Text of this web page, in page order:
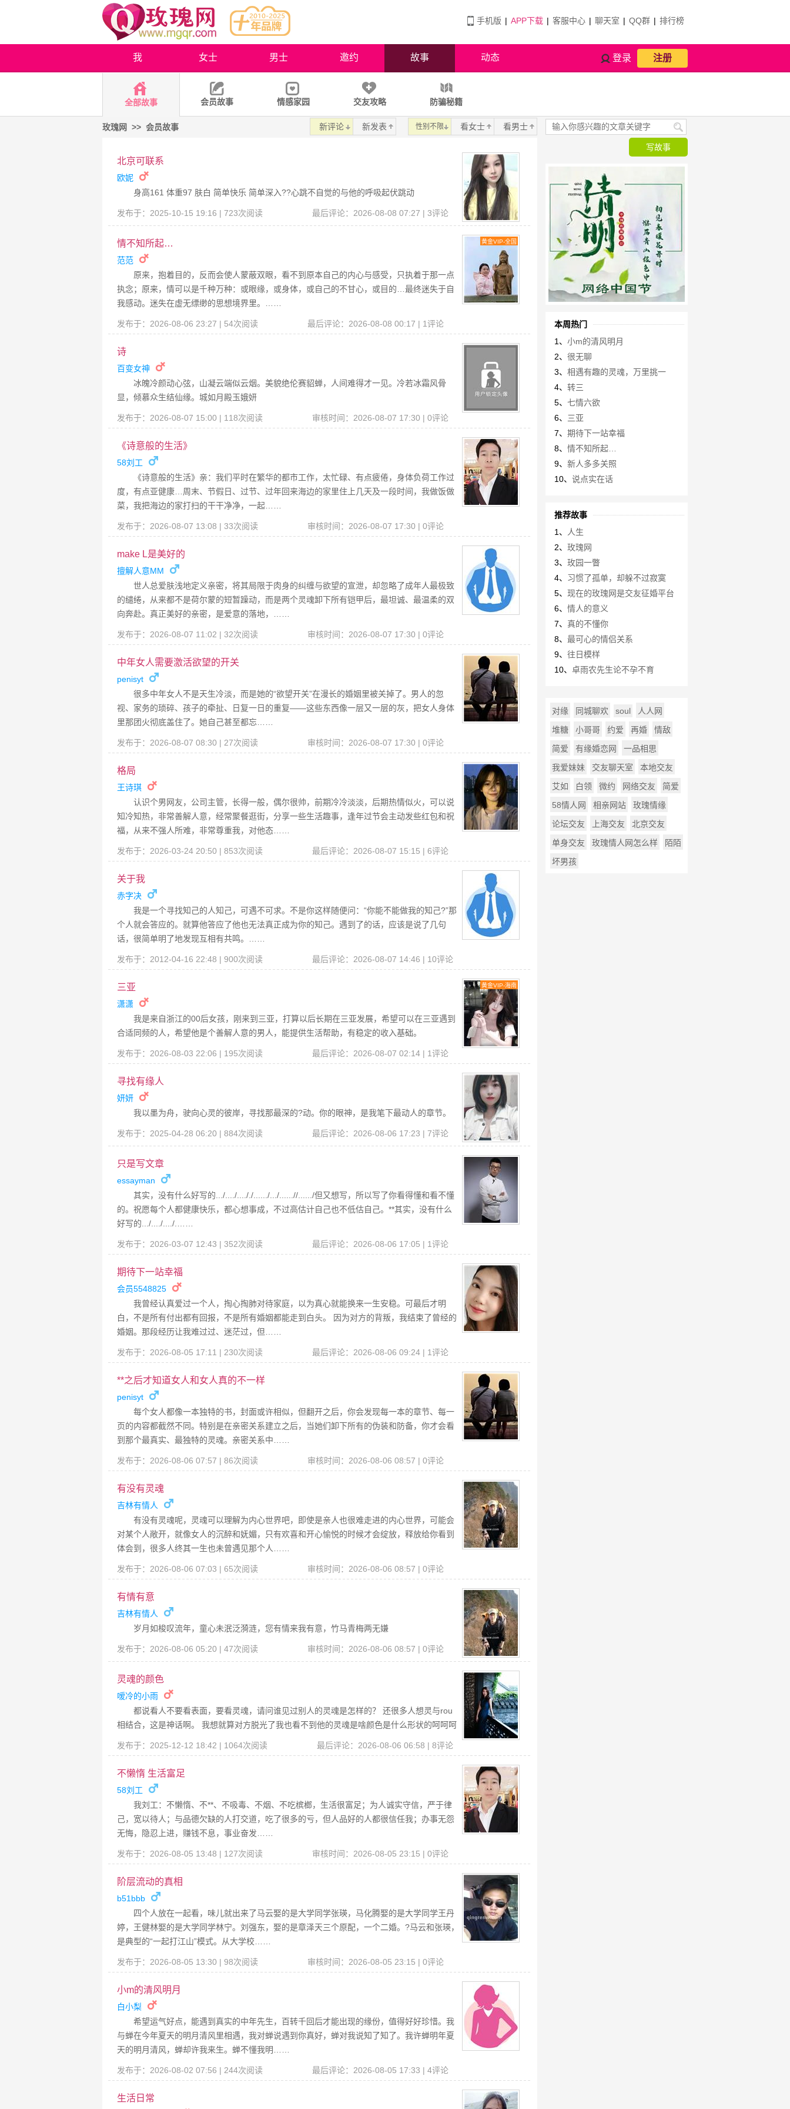
手机版 | APP下载 | 客服中心 | 聊天室 | QQ群 | 排行榜
登录 注册
我 女士 男士 邀约 故事 动态
全部故事 会员故事 情感家园 交友攻略 防骗秘籍
性别不限 看女士 看男士
新评论 新发表
玫瑰网 >> 会员故事
北京可联系
欧妮
身高161 体重97 肤白 简单快乐 简单深入??心跳不自觉的与他的呼吸起伏跳动
发布于：2025-10-15 19:16 | 723次阅读 最后评论：2026-08-08 07:27 | 3评论
黄金VIP-全国
情不知所起…
范范
原来，抱着目的，反而会使人蒙蔽双眼，看不到原本自己的内心与感受，只执着于那一点
执念；原来，情可以是千种万种：或眼缘，或身体，或自己的不甘心，或目的…最终迷失于自
我感动。迷失在虚无缥缈的思想境界里。……
发布于：2026-08-06 23:27 | 54次阅读 最后评论：2026-08-08 00:17 | 1评论
诗
百变女神
冰魄冷颜动心弦，山凝云端似云烟。美貌绝伦赛貂蝉，人间难得才一见。冷若冰霜风骨
显，倾慕众生结仙缘。城如月殿玉娥妍
发布于：2026-08-07 15:00 | 118次阅读 审核时间：2026-08-07 17:30 | 0评论
《诗意般的生活》
58刘工
《诗意般的生活》亲：我们平时在繁华的都市工作，太忙碌、有点疲倦，身体负荷工作过
度，有点亚健康…周末、节假日、过节、过年回来海边的家里住上几天及一段时间，我做饭做
菜，我把海边的家打扫的干干净净，一起……
发布于：2026-08-07 13:08 | 33次阅读 审核时间：2026-08-07 17:30 | 0评论
make L是美好的
擅解人意MM
世人总爱肤浅地定义亲密，将其局限于肉身的纠缠与欲望的宣泄，却忽略了成年人最极致
的缱绻，从来都不是荷尔蒙的短暂躁动，而是两个灵魂卸下所有铠甲后，最坦诚、最温柔的双
向奔赴。真正美好的亲密，是爱意的落地，……
发布于：2026-08-07 11:02 | 32次阅读 审核时间：2026-08-07 17:30 | 0评论
中年女人需要激活欲望的开关
penisyt
很多中年女人不是天生冷淡，而是她的“欲望开关”在漫长的婚姻里被关掉了。男人的忽
视、家务的琐碎、孩子的牵扯、日复一日的重复——这些东西像一层又一层的灰，把女人身体
里那团火彻底盖住了。她自己甚至都忘……
发布于：2026-08-07 08:30 | 27次阅读 审核时间：2026-08-07 17:30 | 0评论
格局
王诗琪
认识个男网友，公司主管，长得一般，偶尔很帅，前期冷冷淡淡，后期热情似火，可以说
知冷知热，非常善解人意，经常聚餐逛街，分享一些生活趣事，逢年过节会主动发些红包和祝
福，从来不强人所难，非常尊重我，对他态……
发布于：2026-03-24 20:50 | 853次阅读 最后评论：2026-08-07 15:15 | 6评论
关于我
赤字决
我是一个寻找知己的人知己，可遇不可求。不是你这样随便问：“你能不能做我的知己?”那
个人就会答应的。就算他答应了他也无法真正成为你的知己。遇到了的话，应该是说了几句
话，很简单明了地发现互相有共鸣。……
发布于：2012-04-16 22:48 | 900次阅读 最后评论：2026-08-07 14:46 | 10评论
黄金VIP-海南
三亚
潇潇
我是来自浙江的00后女孩，刚来到三亚，打算以后长期在三亚发展，希望可以在三亚遇到
合适同频的人，希望他是个善解人意的男人，能提供生活帮助，有稳定的收入基础。
发布于：2026-08-03 22:06 | 195次阅读 最后评论：2026-08-07 02:14 | 1评论
寻找有缘人
妍妍
我以墨为舟，驶向心灵的彼岸，寻找那最深的?动。你的眼神，是我笔下最动人的章节。
发布于：2025-04-28 06:20 | 884次阅读 最后评论：2026-08-06 17:23 | 7评论
只是写文章
essayman
其实，没有什么好写的.../..../...././....../.../......//....../但又想写，所以写了你看得懂和看不懂
的。祝愿每个人都健康快乐，都心想事成，不过高估计自己也不低估自己。**其实，没有什么
好写的.../..../..../.……
发布于：2026-03-07 12:43 | 352次阅读 最后评论：2026-08-06 17:05 | 1评论
期待下一站幸福
会员5548825
我曾经认真爱过一个人，掏心掏肺对待家庭，以为真心就能换来一生安稳。可最后才明
白，不是所有付出都有回报，不是所有婚姻都能走到白头。 因为对方的背叛，我结束了曾经的
婚姻。那段经历让我难过过、迷茫过，但……
发布于：2026-08-05 17:11 | 230次阅读 最后评论：2026-08-06 09:24 | 1评论
**之后才知道女人和女人真的不一样
penisyt
每个女人都像一本独特的书，封面或许相似，但翻开之后，你会发现每一本的章节、每一
页的内容都截然不同。特别是在亲密关系建立之后，当她们卸下所有的伪装和防备，你才会看
到那个最真实、最独特的灵魂。亲密关系中……
发布于：2026-08-06 07:57 | 86次阅读 审核时间：2026-08-06 08:57 | 0评论
有没有灵魂
吉林有情人
有没有灵魂呢，灵魂可以理解为内心世界吧，即使是亲人也很难走进的内心世界，可能会
对某个人敞开，就像女人的沉醉和妩媚，只有欢喜和开心愉悦的时候才会绽放，释放给你看到
体会到，很多人终其一生也未曾遇见那个人……
发布于：2026-08-06 07:03 | 65次阅读 审核时间：2026-08-06 08:57 | 0评论
有情有意
吉林有情人
岁月如梭叹流年，童心未泯泛漪涟，您有情来我有意，竹马青梅两无嫌
发布于：2026-08-06 05:20 | 47次阅读 审核时间：2026-08-06 08:57 | 0评论
灵魂的颜色
嗳冷的小雨
都说看人不要看表面，要看灵魂，请问谁见过别人的灵魂是怎样的？ 还很多人想灵与rou
相结合，这是神话啊。 我想就算对方脱光了我也看不到他的灵魂是啥颜色是什么形状的呵呵呵
发布于：2025-12-12 18:42 | 1064次阅读 最后评论：2026-08-06 06:58 | 8评论
不懒惰 生活富足
58刘工
我刘工：不懒惰、不**、不吸毒、不烟、不吃槟榔，生活很富足；为人诚实守信，严于律
己，宽以待人；与品德欠缺的人打交道，吃了很多的亏，但人品好的人都很信任我；办事无怨
无悔，隐忍上进，赚钱不息，事业奋发……
发布于：2026-08-05 13:48 | 127次阅读 审核时间：2026-08-05 23:15 | 0评论
阶层流动的真相
b51bbb
四个人放在一起看，味儿就出来了马云娶的是大学同学张瑛，马化腾娶的是大学同学王丹
婷，王健林娶的是大学同学林宁。刘强东，娶的是章泽天三个原配，一个二婚。?马云和张瑛，
是典型的“一起打江山”模式。从大学校……
发布于：2026-08-05 13:30 | 98次阅读 审核时间：2026-08-05 23:15 | 0评论
小m的清风明月
白小梨
希望运气好点，能遇到真实的中年先生，百转千回后才能出现的缘份，值得好好珍惜。我
与蝉在今年夏天的明月清风里相遇，我对蝉说遇到你真好，蝉对我说知了知了。我许蝉明年夏
天的明月清风，蝉却许我来生。蝉不懂我明……
发布于：2026-08-02 07:56 | 244次阅读 最后评论：2026-08-05 17:33 | 4评论
生活日常
写故事
本周热门
1、 小m的清风明月
2、 很无聊
3、 相遇有趣的灵魂，万里挑一
4、 转三
5、 七情六欲
6、 三亚
7、 期待下一站幸福
8、 情不知所起…
9、 新人多多关照
10、 说点实在话
推荐故事
1、
人生
2、 玫瑰网
3、 玫园一瞥
4、 习惯了孤单，却躲不过寂寞
5、 现在的玫瑰网是交友征婚平台
6、 情人的意义
7、 真的不懂你
8、 最可心的情侣关系
9、 往日模样
10、 卓雨农先生论不孕不育
对缘 同城聊欢 soul
人人网
堆糖
小哥哥 约爱 再婚
情敌
简爱
有缘婚恋网
一品相思
我爱妹妹
交友聊天室
本地交友
艾如
白领 微约 网络交友
简爱
58情人网
相亲网站
玫瑰情缘
论坛交友
上海交友
北京交友
单身交友
玫瑰情人网怎么样
陌陌
坏男孩